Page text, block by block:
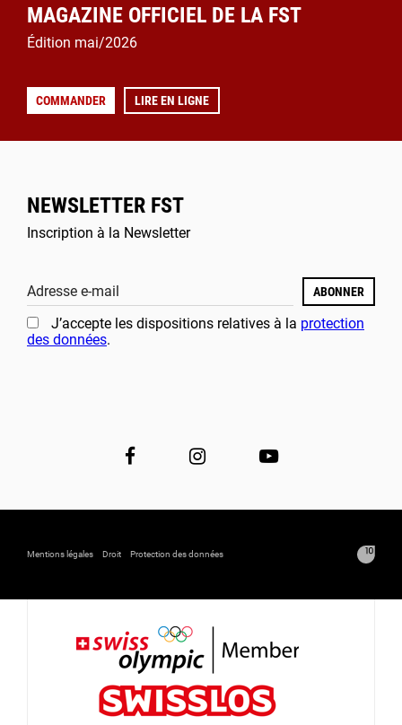
MAGAZINE OFFICIEL DE LA FST
Édition mai/2026
COMMANDER LIRE EN LIGNE
NEWSLETTER FST
Inscription à la Newsletter
Adresse e-mail ABONNER
J’accepte les dispositions relatives à la protection
des données.
Mentions légales Droit Protection des données